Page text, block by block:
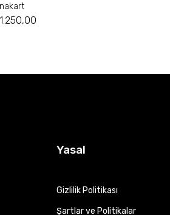
1.250,00
Yasal
Gizlilik Politikası
Şartlar ve Politikalar